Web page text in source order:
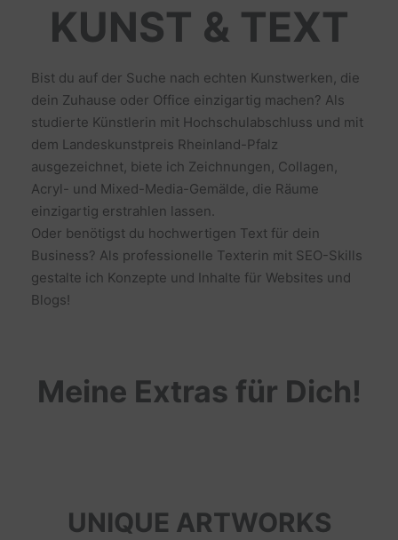
KUNST & TEXT
Bist du auf der Suche nach echten Kunstwerken, die
dein Zuhause oder Office einzigartig machen? Als
studierte Künstlerin mit Hochschulabschluss und mit
dem Landeskunstpreis Rheinland-Pfalz
ausgezeichnet, biete ich Zeichnungen, Collagen,
Acryl- und Mixed-Media-Gemälde, die Räume
einzigartig erstrahlen lassen.
Oder benötigst du hochwertigen Text für dein
Business? Als professionelle Texterin mit SEO-Skills
gestalte ich Konzepte und Inhalte für Websites und
Blogs!
Meine Extras für Dich!
UNIQUE ARTWORKS